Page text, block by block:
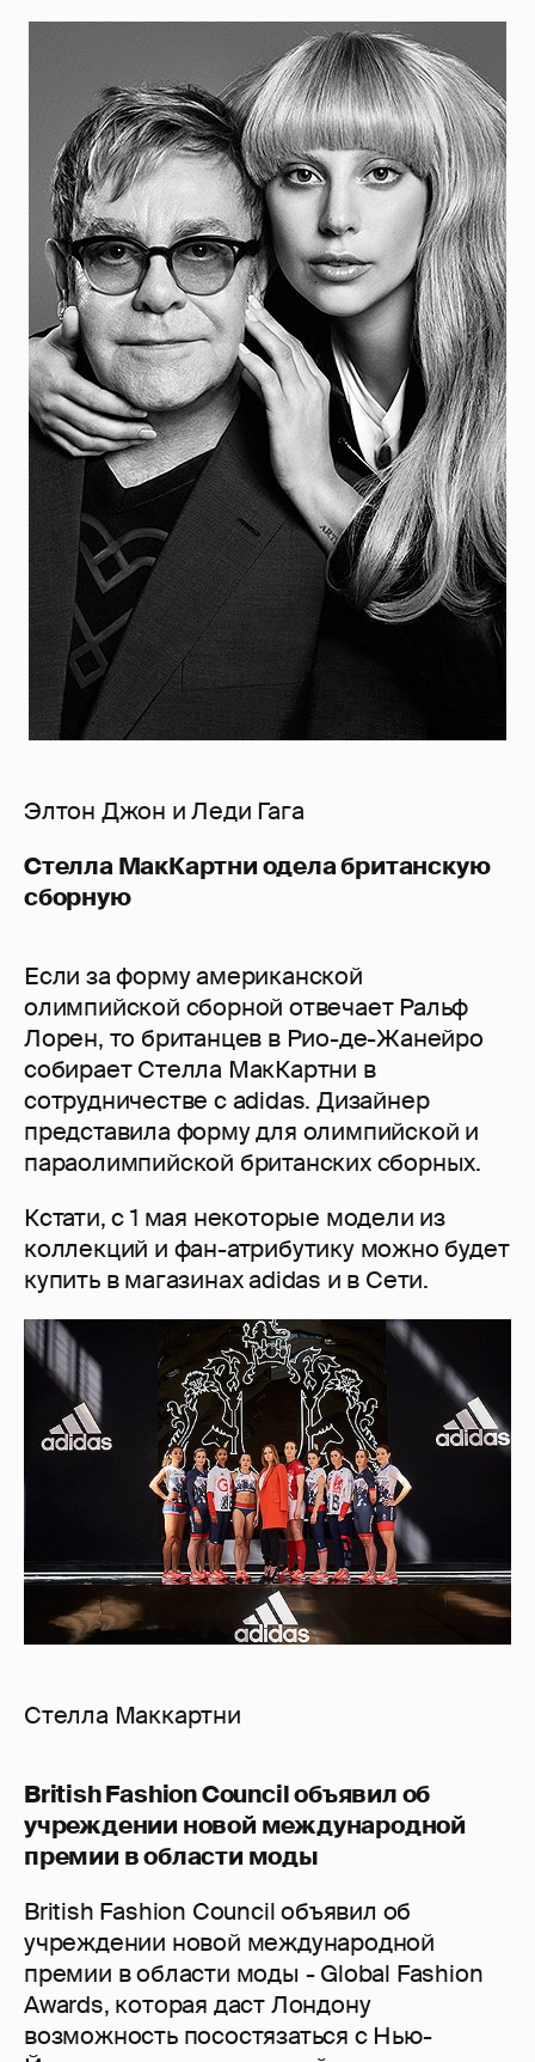
Элтон Джон и Леди Гага
Стелла МакКартни одела британскую
сборную
Если за форму американской
олимпийской сборной отвечает Ральф
Лорен, то британцев в Рио-де-Жанейро
собирает Стелла МакКартни в
сотрудничестве с adidas. Дизайнер
представила форму для олимпийской и
параолимпийской британских сборных.
Кстати, с 1 мая некоторые модели из
коллекций и фан-атрибутику можно будет
купить в магазинах adidas и в Сети.
Стелла Маккартни
British Fashion Council объявил об
учреждении новой международной
премии в области моды
British Fashion Council объявил об
учреждении новой международной
премии в области моды - Global Fashion
Awards, которая даст Лондону
возможность посостязаться с Нью-